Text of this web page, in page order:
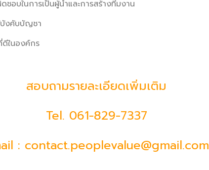
อบในการเป็นผู้นำและการสร้างทีมงาน
บังคับบัญชา
ในองค์กร
สอบถามรายละเอียดเพิ่มเติม
Tel. 061-829-7337
: contact.peoplevalue@gmail.com